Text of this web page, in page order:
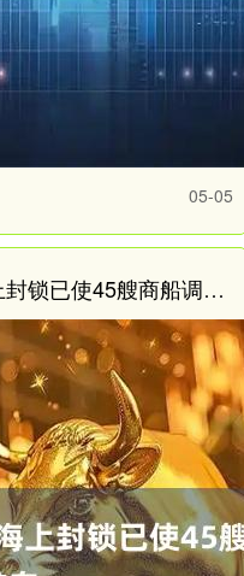
05-05
达宝优配 美军称执行对伊海上封锁已使45艘商船调转航向